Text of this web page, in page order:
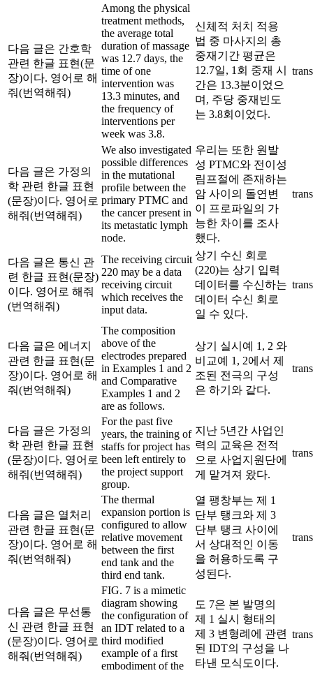
다음 글은 간호학
관련 한글 표현(문
장)이다. 영어로 해
줘(번역해줘)
Among the physical
treatment methods,
the average total
duration of massage
was 12.7 days, the
time of one
intervention was
13.3 minutes, and
the frequency of
interventions per
week was 3.8.
신체적 처치 적용
법 중 마사지의 총
중재기간 평균은
12.7일, 1회 중재 시
간은 13.3분이었으
며, 주당 중재빈도
는 3.8회이었다.
다음 글은 가정의
학 관련 한글 표현
(문장)이다. 영어로
해줘(번역해줘)
We also investigated
possible differences
in the mutational
profile between the
primary PTMC and
the cancer present in
its metastatic lymph
node.
우리는 또한 원발
성 PTMC와 전이성
림프절에 존재하는
암 사이의 돌연변
이 프로파일의 가
능한 차이를 조사
했다.
다음 글은 통신 관
련 한글 표현(문장)
이다. 영어로 해줘
(번역해줘)
The receiving circuit
220 may be a data
receiving circuit
which receives the
input data.
상기 수신 회로
(220)는 상기 입력
데이터를 수신하는
데이터 수신 회로
일 수 있다.
다음 글은 에너지
관련 한글 표현(문
장)이다. 영어로 해
줘(번역해줘)
The composition
above of the
electrodes prepared
in Examples 1 and 2
and Comparative
Examples 1 and 2
are as follows.
상기 실시예 1, 2 와
비교예 1, 2에서 제
조된 전극의 구성
은 하기와 같다.
다음 글은 가정의
학 관련 한글 표현
(문장)이다. 영어로
해줘(번역해줘)
For the past five
years, the training of
staffs for project has
been left entirely to
the project support
group.
지난 5년간 사업인
력의 교육은 전적
으로 사업지원단에
게 맡겨져 왔다.
다음 글은 열처리
관련 한글 표현(문
장)이다. 영어로 해
줘(번역해줘)
The thermal
expansion portion is
configured to allow
relative movement
between the first
end tank and the
third end tank.
열 팽창부는 제 1
단부 탱크와 제 3
단부 탱크 사이에
서 상대적인 이동
을 허용하도록 구
성된다.
다음 글은 무선통
신 관련 한글 표현
(문장)이다. 영어로
해줘(번역해줘)
FIG. 7 is a mimetic
diagram showing
the configuration of
an IDT related to a
third modified
example of a first
embodiment of the
도 7은 본 발명의
제 1 실시 형태의
제 3 변형례에 관련
된 IDT의 구성을 나
타낸 모식도이다.